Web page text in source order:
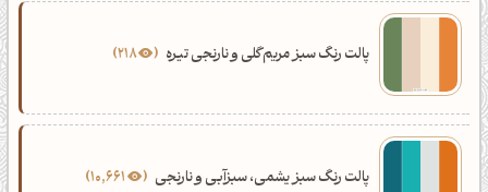
پالت رنگ سبز مریم‌گلی و نارنجی تیره 218
پالت رنگ سبز یشمی، سبزآبی و نارنجی